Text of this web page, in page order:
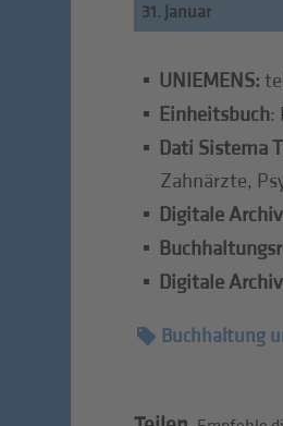
31. Januar
UNIEMENS:
Einheitsbuch:
Dati Sistema
Zahnärzte,
Digitale
Digitale
Buchhaltung